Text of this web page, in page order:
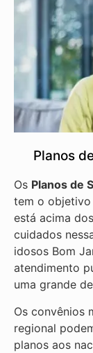
Planos
Os Planos de
tem o objetivo
está acima
cuidados
idosos Bom
atendimento
uma grande
Os convênios
regional
planos aos